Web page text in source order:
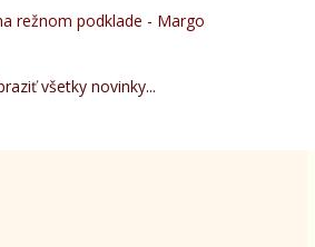
režnom podklade - Margo
všetky novinky...